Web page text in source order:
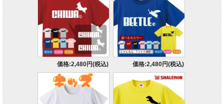
価格:2,480円(税込) 価格:2,480円(税込)